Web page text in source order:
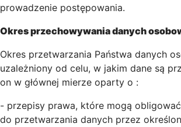
prowadzenie postępowania.
Okres przechowywania danych
Okres przetwarzania Państwa danych
uzależniony od celu, w jakim dane są
on w głównej mierze oparty o :
- przepisy prawa, które mogą
do przetwarzania danych przez